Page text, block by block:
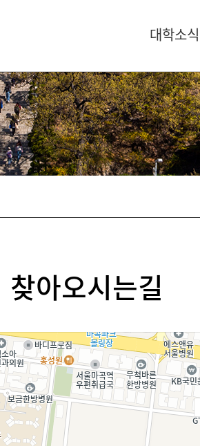
대학소식
찾아오시는길